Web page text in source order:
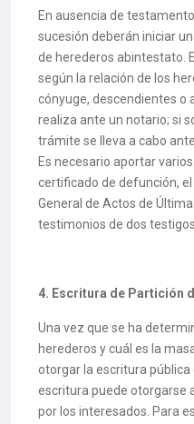
En ausencia de
sucesión deberán iniciar
de herederos abintestato.
según la relación de los
cónyuge, descendientes o
realiza ante un notario; si
trámite se lleva a cabo
Es necesario aportar
certificado de defunción,
General de Actos de
testimonios de dos testigos.
4. Escritura de Partición
Una vez que se ha
herederos y cuál es la
otorgar la escritura
escritura puede otorgarse
por los interesados. Para